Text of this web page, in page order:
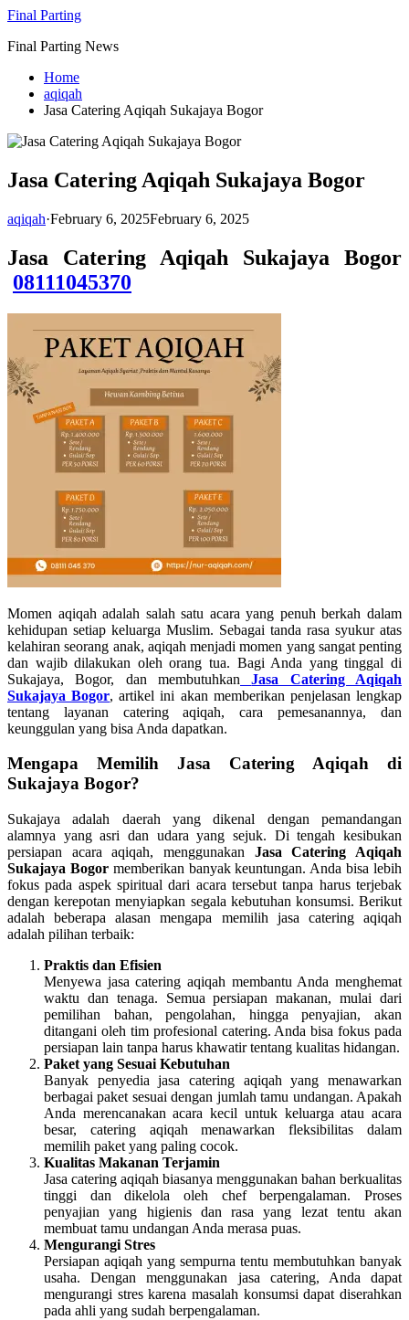
Skip
content
Final Parting
Final Parting News
Home
aqiqah
Jasa Catering Aqiqah Sukajaya Bogor
Jasa Catering Aqiqah Sukajaya Bogor
aqiqah·February 6, 2025February 6, 2025
Jasa Catering Aqiqah Sukajaya Bogor
08111045370
Momen aqiqah adalah salah satu acara yang penuh berkah dalam
kehidupan setiap keluarga Muslim. Sebagai tanda rasa syukur atas
kelahiran seorang anak, aqiqah menjadi momen yang sangat penting
dan wajib dilakukan oleh orang tua. Bagi Anda yang tinggal di
Sukajaya, Bogor, dan membutuhkan
Jasa Catering Aqiqah
Sukajaya Bogor, artikel ini akan memberikan penjelasan lengkap
tentang layanan catering aqiqah, cara pemesanannya, dan
keunggulan yang bisa Anda dapatkan.
Mengapa Memilih Jasa Catering Aqiqah di
Sukajaya Bogor?
Sukajaya adalah daerah yang dikenal dengan pemandangan
alamnya yang asri dan udara yang sejuk. Di tengah kesibukan
persiapan acara aqiqah, menggunakan Jasa Catering Aqiqah
Sukajaya Bogormemberikan banyak keuntungan. Anda bisa lebih
fokus pada aspek spiritual dari acara tersebut tanpa harus terjebak
dengan kerepotan menyiapkan segala kebutuhan konsumsi. Berikut
adalah beberapa alasan mengapa memilih jasa catering aqiqah
adalah pilihan terbaik:
Praktis dan Efisien
Menyewa jasa catering aqiqah membantu Anda menghemat
waktu dan tenaga. Semua persiapan makanan, mulai dari
pemilihan bahan, pengolahan, hingga penyajian, akan
ditangani oleh tim profesional catering. Anda bisa fokus pada
persiapan lain tanpa harus khawatir tentang kualitas hidangan.
Paket yang Sesuai Kebutuhan
Banyak penyedia jasa catering aqiqah yang menawarkan
berbagai paket sesuai dengan jumlah tamu undangan. Apakah
Anda merencanakan acara kecil untuk keluarga atau acara
besar, catering aqiqah menawarkan fleksibilitas dalam
memilih paket yang paling cocok.
Kualitas Makanan Terjamin
Jasa catering aqiqah biasanya menggunakan bahan berkualitas
tinggi dan dikelola oleh chef berpengalaman. Proses
penyajian yang higienis dan rasa yang lezat tentu akan
membuat tamu undangan Anda merasa puas.
Mengurangi Stres
Persiapan aqiqah yang sempurna tentu membutuhkan banyak
usaha. Dengan menggunakan jasa catering, Anda dapat
mengurangi stres karena masalah konsumsi dapat diserahkan
pada ahli yang sudah berpengalaman.